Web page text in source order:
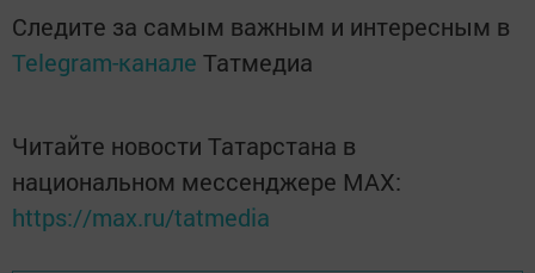
Следите за самым важным и интересным в
Telegram-канале Татмедиа
Читайте новости Татарстана в
национальном мессенджере MАХ:
https://max.ru/tatmedia